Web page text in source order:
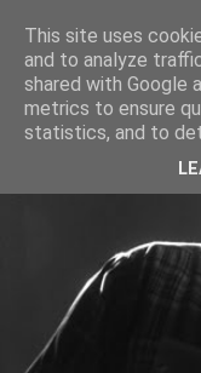
This site uses
and to analyze
shared with Google
metrics to ensure
statistics, and to